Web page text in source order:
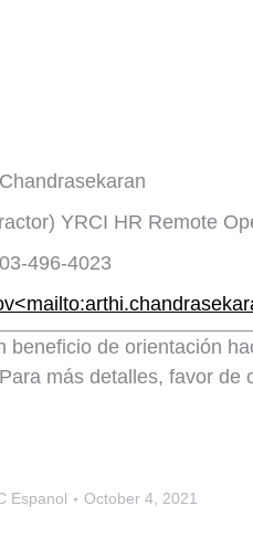
YRCI HR Remote
496-4023
de orientación
más detalles, favor
Espanol October 4, 2021